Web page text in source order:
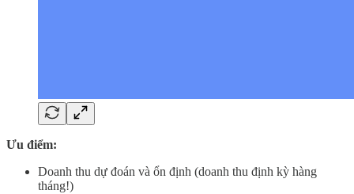
Ưu điểm:
Doanh thu dự đoán và ổn định (doanh thu định kỳ hàng
tháng!)